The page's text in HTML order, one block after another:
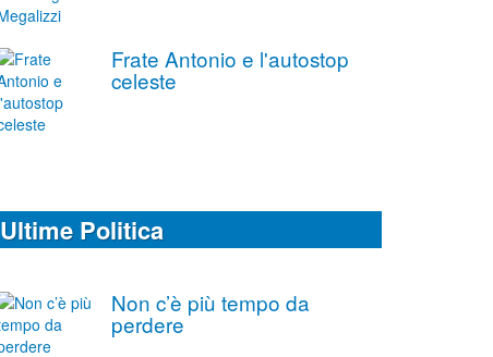
Frate Antonio e l'autostop
celeste
Ultime Politica
Non c’è più tempo da
perdere